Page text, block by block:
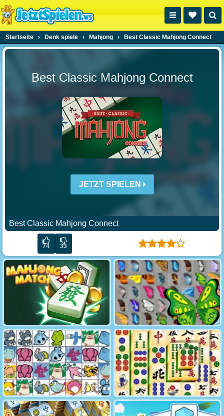
Startseite › Denk spiele › Mahjong › Best Classic Mahjong Connect
Best Classic Mahjong Connect
JETZT SPIELEN
Best Classic Mahjong Connect
74 33